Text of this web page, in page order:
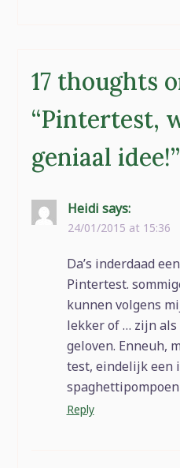
17 thoughts
“Pintertest,
geniaal idee!”
Heidi says:
24/01/2015 at 15:36
Da’s inderdaad
Pintertest.
kunnen volgens
lekker of … zijn
geloven. Enneuh,
test, eindelijk een
Reply